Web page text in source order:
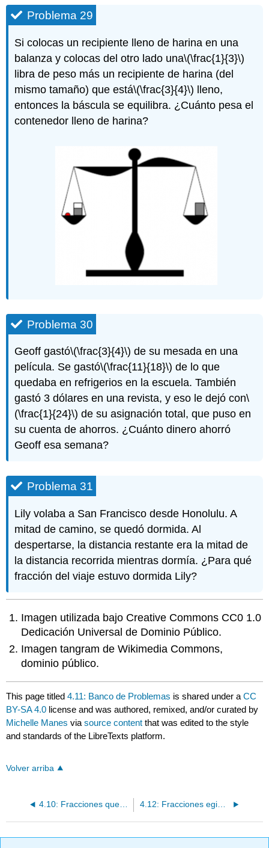
Problema 29
Si colocas un recipiente lleno de harina en una
balanza y colocas del otro lado una\(\frac{1}{3}\)
libra de peso más un recipiente de harina (del
mismo tamaño) que está\(\frac{3}{4}\) lleno,
entonces la báscula se equilibra. ¿Cuánto pesa el
contenedor lleno de harina?
Problema 30
Geoff gastó\(\frac{3}{4}\) de su mesada en una
película. Se gastó\(\frac{11}{18}\) de lo que
quedaba en refrigerios en la escuela. También
gastó 3 dólares en una revista, y eso le dejó con\
(\frac{1}{24}\) de su asignación total, que puso en
su cuenta de ahorros. ¿Cuánto dinero ahorró
Geoff esa semana?
Problema 31
Lily volaba a San Francisco desde Honolulu. A
mitad de camino, se quedó dormida. Al
despertarse, la distancia restante era la mitad de
la distancia recorrida mientras dormía. ¿Para qué
fracción del viaje estuvo dormida Lily?
Imagen utilizada bajo Creative Commons CC0 1.0
Dedicación Universal de Dominio Público.
Imagen tangram de Wikimedia Commons,
dominio público.
This page titled4.11: Banco de Problemas is shared under aCC
BY-SA 4.0 license and was authored, remixed, and/or curated by
Michelle Manes viasource content that was edited to the style
and standards of the LibreTexts platform.
Volver arriba
4.10: Fracciones que implican cero 4.12: Fracciones egipcias